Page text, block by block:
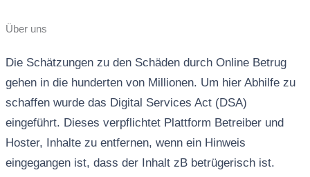
Über uns
Die Schätzungen zu den Schäden durch Online Betrug
gehen in die hunderten von Millionen. Um hier Abhilfe zu
schaffen wurde das Digital Services Act (DSA)
eingeführt. Dieses verpflichtet Plattform Betreiber und
Hoster, Inhalte zu entfernen, wenn ein Hinweis
eingegangen ist, dass der Inhalt zB betrügerisch ist.